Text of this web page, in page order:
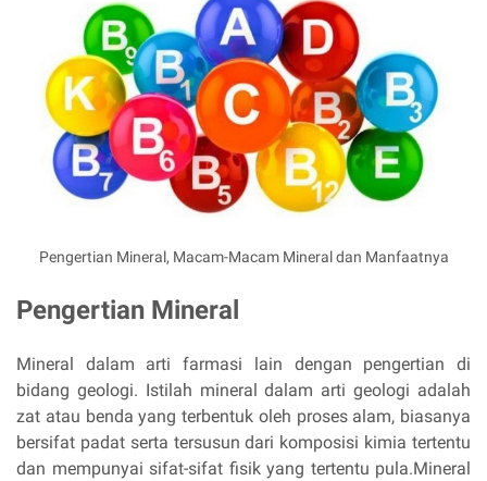
Pengertian Mineral, Macam-Macam Mineral dan Manfaatnya
Pengertian Mineral
Mineral dalam arti farmasi lain dengan pengertian di
bidang geologi. Istilah mineral dalam arti geologi adalah
zat atau benda yang terbentuk oleh proses alam, biasanya
bersifat padat serta tersusun dari komposisi kimia tertentu
dan mempunyai sifat-sifat fisik yang tertentu pula.Mineral